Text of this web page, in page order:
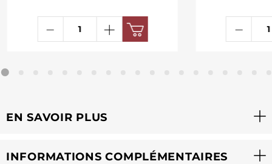
EN SAVOIR PLUS
INFORMATIONS COMPLÉMENTAIRES